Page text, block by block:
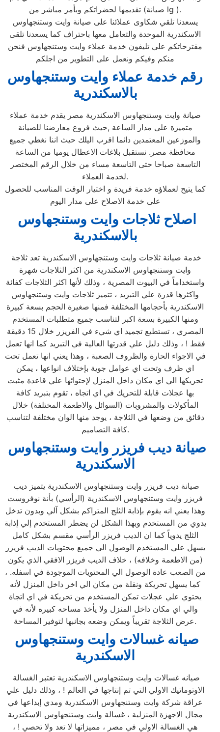
تقديمها لحضراتكم وبأمر مباشر من (صيانة lg ).
يسعدنا تلقي شكاوى عملائنا على صيانة وايت وستنجهاوس
الاسكندرية الموحدة والتعامل معها باحتراف كما يسعدنا تلقى
مقترحاتكم على تليفون خدمة عملاء وايت وستنجهاوس فنحن
منكم وفيكم ونعمل على التطوير من اجلكم
رقم خدمة عملاء وايت وستنجهاوس
بالاسكندرية
صيانة وايت وستنجهاوس الاسكندرية مصر يقدم خدمة عملاء
متميزة على مدار الساعة ,حيث فروع معارضنا للصيانة
والموزعين المعتمدين دائما اقرب اليلك حيث اننا نغطي جميع
محافظة مصر. نستقبل بلاغات الاعطال يوميا من الساعة
التاسعة صباحا حتى التاسعة مساء من خلال الرقم المختصر
لخدمة العملاء.
كما يتيح لعملاؤه خدمة فريدة و اختيار الوقت المناسب للحصول
على خدمة الاصلاح على مدار اليوم
بالاسكندرية
وايت وستنجهاوس الاسكندرية من اكثر الثلاجات شهرة
واستخداماً في البيوت المصرية ، وذلك لأنها اكثر الثلاجات كفائة
واكثرها قدرة علي التبريد ، تتميز ثلاجات وايت وستنجهاوس
الاسكندرية بأحجامها المختلفة فمنها صغيرة الحجم بسعة كبيرة
ومنها الكبيرة بسعة اكبر لتناسب جميع متطلبات المستخدم
المصري ، تستطيع تجميد اي شيء في الفريزر خلال 15 دقيقة
فقط ! ، وذلك دليل علي قدرتها العالية في التبريد كما انها تعمل
في الاجواء الحارة والظروف الصعبة ، وهذا يعني انها تعمل تحت
اي ظرف وتحت اي عوامل جوية بإختلاف انواعها ، يمكن
تحريكها الي اي مكان داخل المنزل لإحتوائها علي قاعدة مثبت
بها عجلات قابلة للتحريك في اي اتجاه ، تقوم بتبريد كافة
المأكولات والمشروبات (السوائل والاطعمة المختلفة) خلال
دقائق من وضعها في الثلاجة ، يوجد منها الوان مختلفة لتناسب
كافة التصاميم.
الاسكندرية
فريزر وايت وستنجهاوس الاسكندرية (الرأسي) بأنة نوفروست
وهذا يعني انه يقوم بإذابة الثلج المتراكم بشكل آلي وبدون تدخل
يدوي من المستخدم وبهذا الشكل لن يضطر المستخدم إلي إذابة
الثلج يدوياً كما ان الديب فريزر الرأسي مقسم بشكل كامل
يسهل علي المستخدم الوصول الي جميع محتويات الديب فريزر
(من الاطعمة وخلافه) ، خلاف الديب فريزر الافقي الذي يكون
من الصعب عادة الوصول الي المحتويات الموجودة في اسفله. ،
كما يسهل تحريكة ونقلة من مكان الي اخر داخل المنزل لأنه
يحتوي علي عجلات تمكن المستخدم من تحريكة في اي اتجاة
والي اي مكان داخل المنزل ولا يأخذ مساحه كبيره لأنه في
عرض الثلاجة تقريباً ويمكن وضعه بجانبها لتوفير المساحة.
الاسكندرية
الاوتوماتيك الاولي التي تم إنتاجها في العالم ! ، وذلك دليل علي
عراقة شركة وايت وستنجهاوس الاسكندرية ومدي إبداعها في
مجال الاجهزة المنزلية ، غسالة وايت وستنجهاوس الاسكندرية
هي الغسالة الاولي في مصر ، مميزاتها لا تعد ولا تحصي ! ،